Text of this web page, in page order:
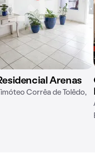
Arenas
Corrêa de Tolêdo,